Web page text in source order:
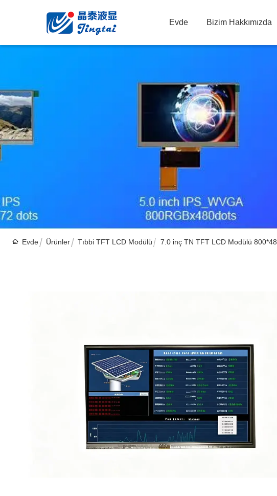
Evde Bizim Hakkımızda
Evde Ürünler Tıbbi TFT LCD Modülü 7.0 inç TN TFT LCD Modülü